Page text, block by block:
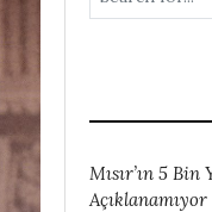
Mısır’ın 5
Açıklanamıyor